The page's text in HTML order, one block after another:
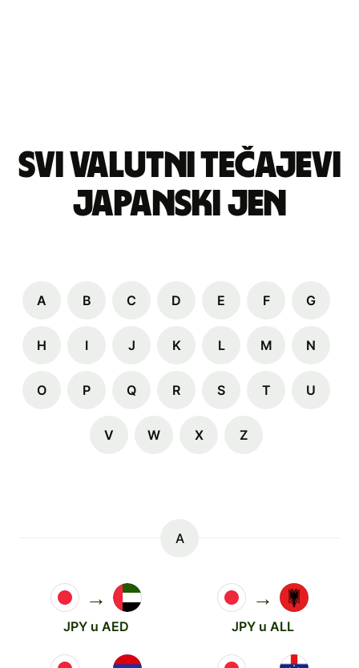
Svi valutni tečajevi
japanski jen
A B C D E F G
H I J K L M N
O P Q R S T U
V W X Z
A
→
JPY u AED
→
JPY u ALL